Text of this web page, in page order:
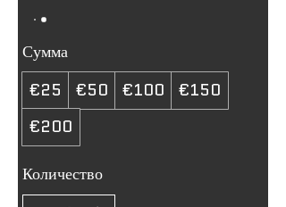
Сумма
€25
€50 €100
€150
€200
Количество